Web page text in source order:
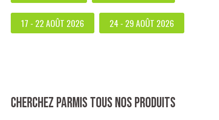
17 - 22 AOÛT 2026 24 - 29 AOÛT 2026
Cherchez parmis tous nos produits